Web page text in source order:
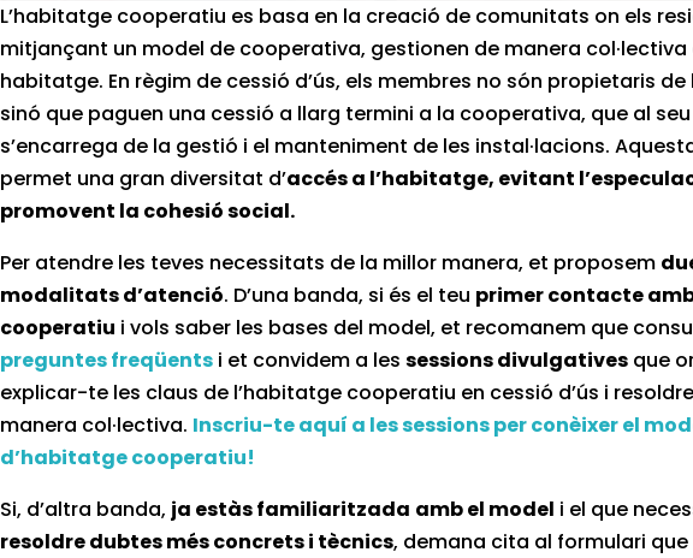
L’habitatge cooperatiu es basa en la creació de comunitats on els
mitjançant un model de cooperativa, gestionen de manera col·lectiva
habitatge. En règim de cessió d’ús, els membres no són propietaris de
sinó que paguen una cessió a llarg termini a la cooperativa, que al
s’encarrega de la gestió i el manteniment de les instal·lacions.
permet una gran diversitat d’accés a l’habitatge, evitant
promovent la cohesió social.
Per atendre les teves necessitats de la millor manera, et proposem
modalitats d’atenció. D’una banda, si és el teu primer contacte
cooperatiu i vols saber les bases del model, et recomanem que
preguntes freqüentsi et convidem a les sessions divulgativesque
explicar-te les claus de l’habitatge cooperatiu en cessió d’ús i
manera col·lectiva. Inscriu-te aquí a les sessions per conèixer el
d’habitatge cooperatiu!
Si, d’altra banda, ja estàs familiaritzada amb el model i el que
resoldre dubtes més concrets i tècnics, demana cita al formulari